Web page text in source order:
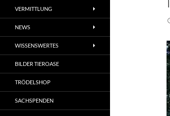
VERMITTLUNG
NEWS
WISSENSWERTES
BILDER TIEROASE
TRÖDELSHOP
SACHSPENDEN